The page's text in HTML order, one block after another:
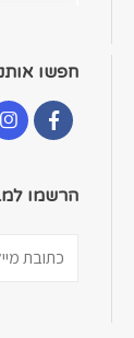
חפשו
הרשמו